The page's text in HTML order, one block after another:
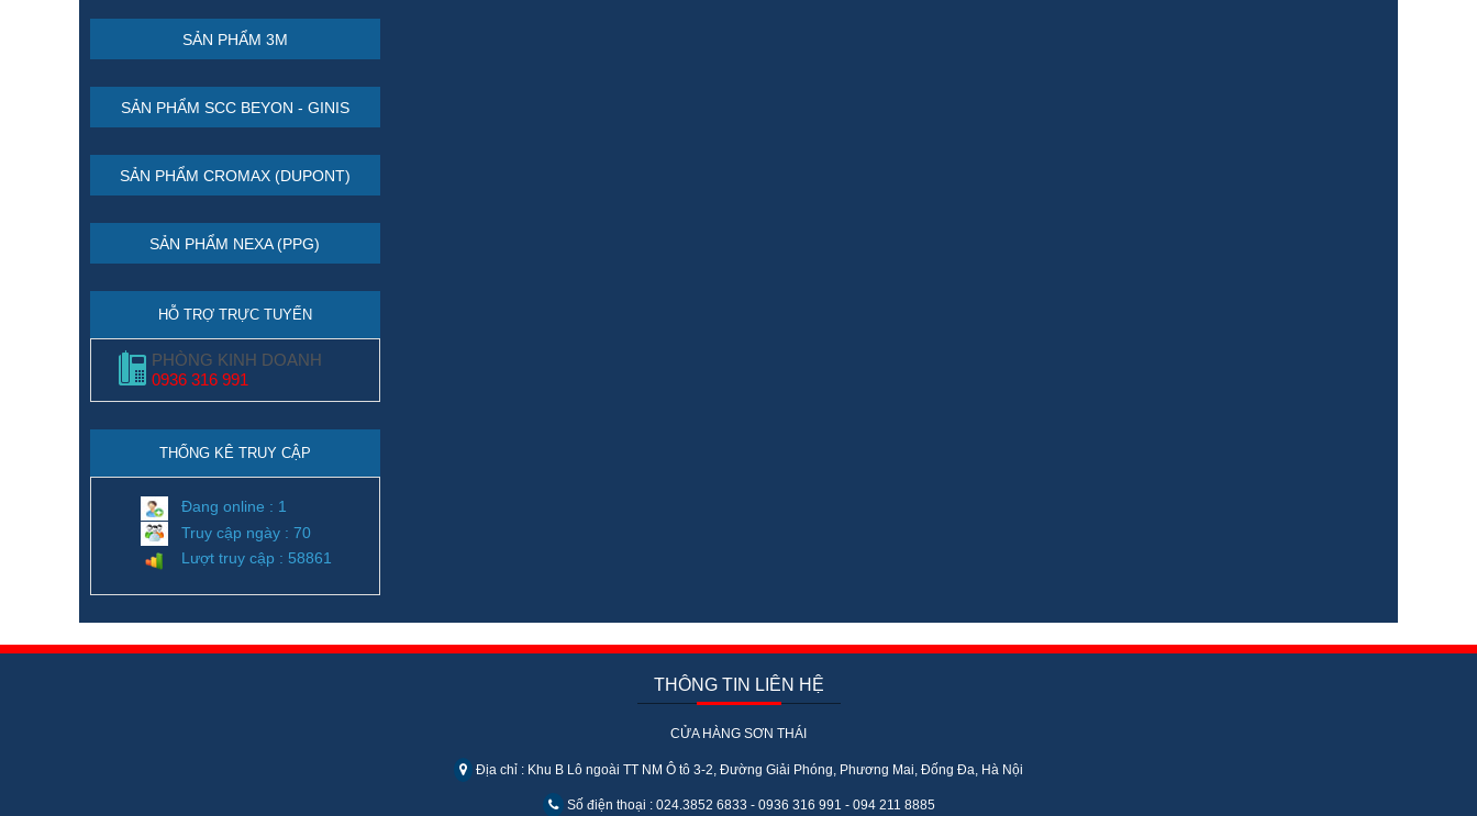
SẢN PHẨM 3M
SẢN PHẨM SCC BEYON - GINIS
SẢN PHẨM CROMAX (DUPONT)
SẢN PHẨM NEXA (PPG)
HỖ TRỢ TRỰC TUYẾN
PHÒNG KINH DOANH
0936 316 991
THỐNG KÊ TRUY CẬP
Đang online : 1
Truy cập ngày : 70
Lượt truy cập : 58861
THÔNG TIN LIÊN HỆ
CỬA HÀNG SƠN THÁI
Địa chỉ : Khu B Lô ngoài TT NM Ô tô 3-2, Đường Giải Phóng, Phương Mai, Đống Đa, Hà Nội
Số điện thoại : 024.3852 6833 - 0936 316 991 - 094 211 8885